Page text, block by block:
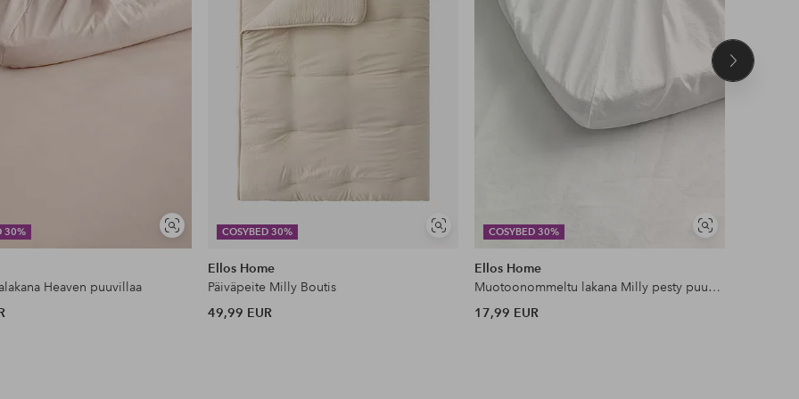
30%
Näytä
samankaltaisia
Heaven puuvillaa
COSYBED 30%
Näytä
Ellos Home
Päiväpeite Milly Boutis
49,99 EUR
COSYBED 30%
Näytä
Ellos Home
Muotoonommeltu lakana Milly pesty puuvilla
17,99 EUR
Seuraava